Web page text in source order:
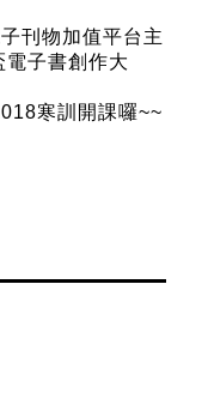
刊物加值平台主
子書創作大
寒訓開課囉~~